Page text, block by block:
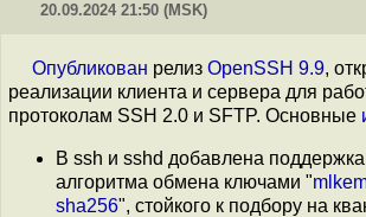
20.09.2024 21:50 (MSK)
Опубликован релиз OpenSSH 9.9,
реализации клиента и сервера для
протоколам SSH 2.0 и SFTP. Основные
В ssh и sshd добавлена поддержка
алгоритма обмена ключами "
sha256", стойкого к подбору на